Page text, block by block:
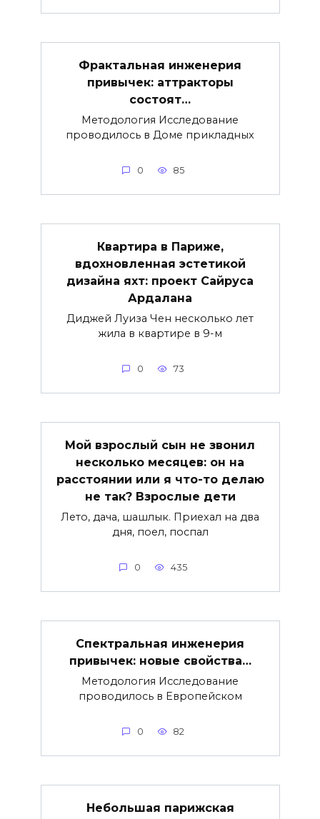
Фрактальная инженерия
привычек: аттракторы
состоят…
Методология Исследование
проводилось в Доме прикладных
0 85
Квартира в Париже,
вдохновленная эстетикой
дизайна яхт: проект Сайруса
Ардалана
Диджей Луиза Чен несколько лет
жила в квартире в 9-м
0 73
Мой взрослый сын не звонил
несколько месяцев: он на
расстоянии или я что-то делаю
не так? Взрослые дети
Лето, дача, шашлык. Приехал на два
дня, поел, поспал
0 435
Спектральная инженерия
привычек: новые свойства…
Методология Исследование
проводилось в Европейском
0 82
Небольшая парижская